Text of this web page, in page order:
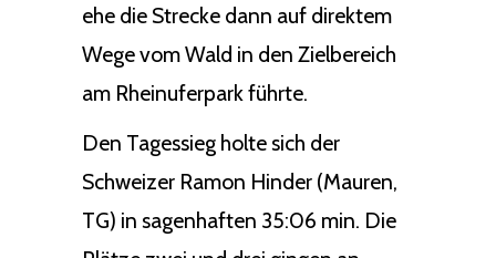
ehe die Strecke dann auf direktem
Wege vom Wald in den Zielbereich
am Rheinuferpark führte.
Den Tagessieg holte sich der
Schweizer Ramon Hinder (Mauren,
TG) in sagenhaften 35:06 min. Die